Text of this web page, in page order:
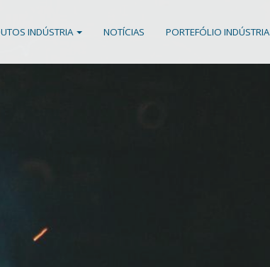
INDÚSTRIA NOTÍCIAS PORTEFÓLIO INDÚSTRIA